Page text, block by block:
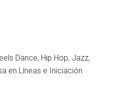
Dance, Hip Hop, Jazz,
en Líneas e Iniciación